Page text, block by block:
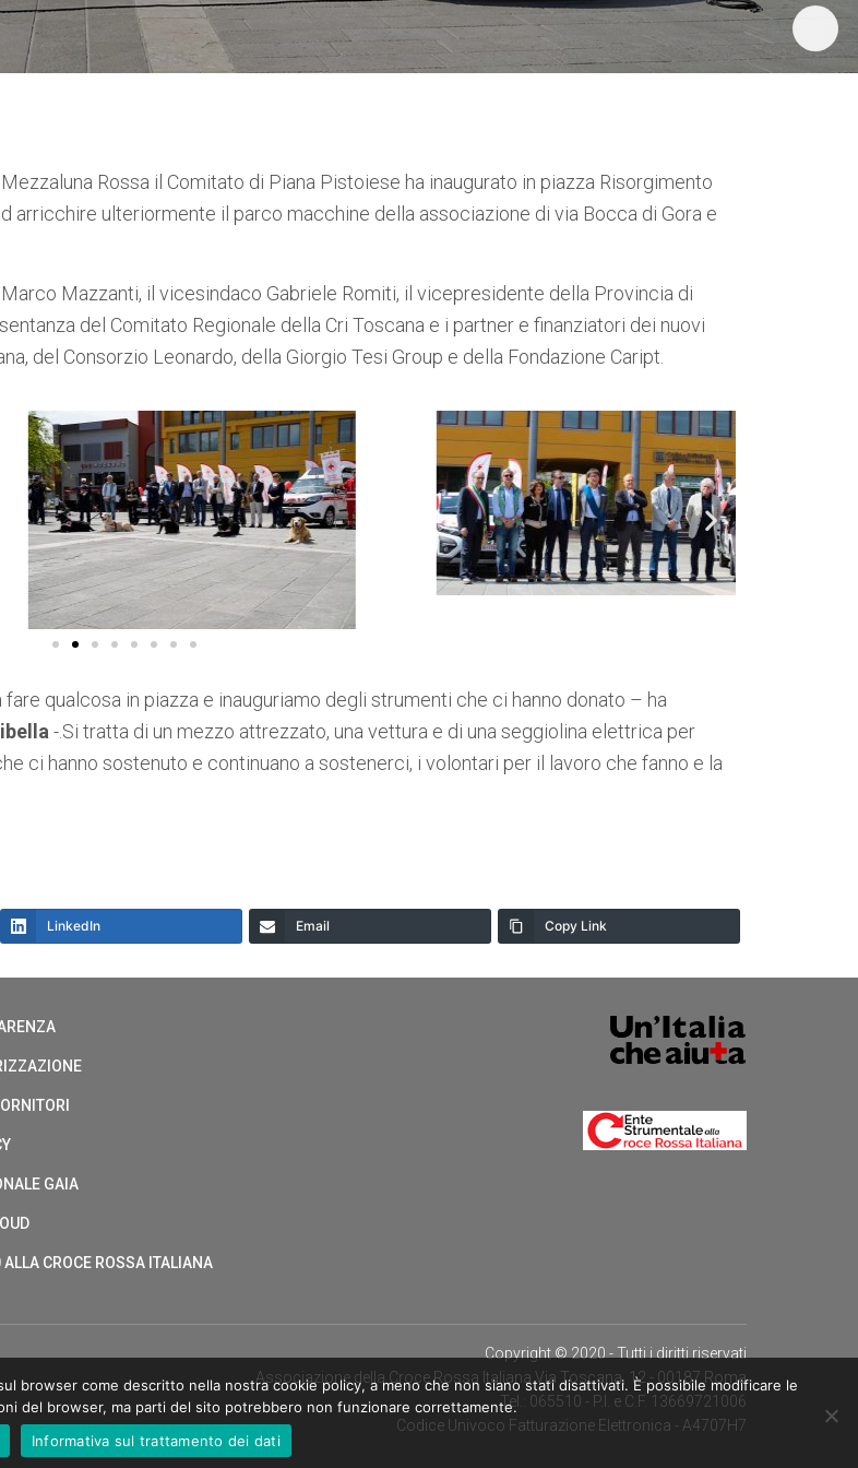
Rossa il Comitato di Piana Pistoiese ha inaugurato in piazza Risorgimento
arricchire ulteriormente il parco macchine della associazione di via Bocca di Gora e
Mazzanti, il vicesindaco Gabriele Romiti, il vicepresidente della Provincia di
del Comitato Regionale della Cri Toscana e i partner e finanziatori dei nuovi
del Consorzio Leonardo, della Giorgio Tesi Group e della Fondazione Caript.
qualcosa in piazza e inauguriamo degli strumenti che ci hanno donato – ha
-.Si tratta di un mezzo attrezzato, una vettura e di una seggiolina elettrica per
ci hanno sostenuto e continuano a sostenerci, i volontari per il lavoro che fanno e la
LinkedIn Email Copy Link
GAIA
CROCE ROSSA ITALIANA
Copyright © 2020 - Tutti i diritti riservati
Associazione della Croce Rossa Italiana Via Toscana, 12 - 00187 Roma
Tel.: 065510 - P.I. e C.F. 13669721006
Codice Univoco Fatturazione Elettronica - A4707H7
browser come descritto nella nostra cookie policy, a meno che non siano stati disattivati. È possibile modificare le
del browser, ma parti del sito potrebbero non funzionare correttamente.
Informativa sul trattamento dei dati